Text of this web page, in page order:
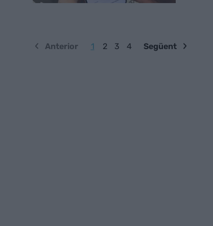
Anterior 1 2 3 4 Següent